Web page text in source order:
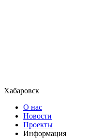
Хабаровск
О нас
Новости
Проекты
Информация